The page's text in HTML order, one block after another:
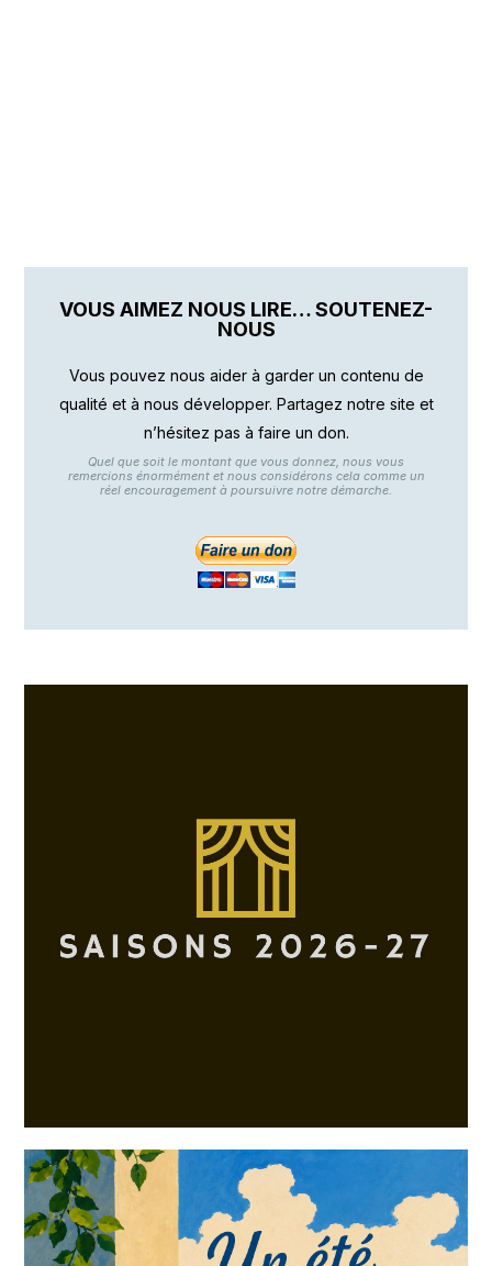
VOUS AIMEZ NOUS LIRE… SOUTENEZ-
NOUS
Vous pouvez nous aider à garder un contenu de
qualité et à nous développer. Partagez notre site et
n’hésitez pas à faire un don.
Quel que soit le montant que vous donnez, nous vous
remercions énormément et nous considérons cela comme un
réel encouragement à poursuivre notre démarche.